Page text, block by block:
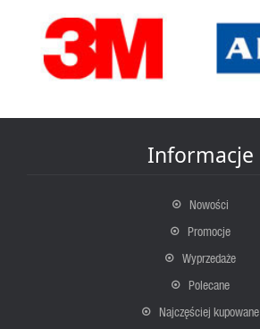
Informacje
Nowości
Promocje
Wyprzedaże
Polecane
Najczęściej kupowane